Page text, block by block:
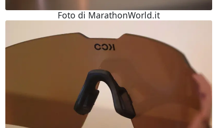
Foto di MarathonWorld.it